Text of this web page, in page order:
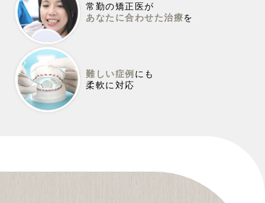
常勤の矯正医が
あなたに合わせた治療を
難しい症例 にも
柔軟に対応